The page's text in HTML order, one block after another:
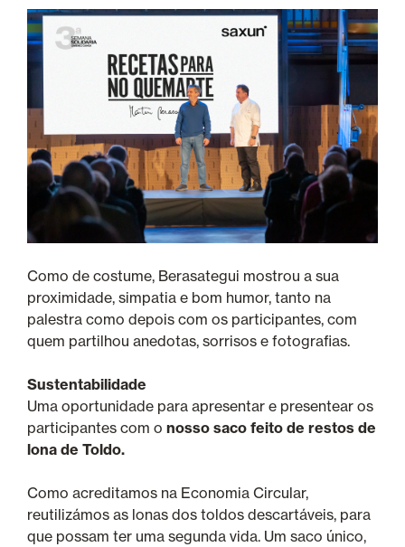
Como de costume, Berasategui mostrou a sua
proximidade, simpatia e bom humor, tanto na
palestra como depois com os participantes, com
quem partilhou anedotas, sorrisos e fotografias.
Sustentabilidade
Uma oportunidade para apresentar e presentear os
participantes com o nosso saco feito de restos de
lona de Toldo.
Como acreditamos na Economia Circular,
reutilizámos as lonas dos toldos descartáveis, para
que possam ter uma segunda vida. Um saco único,